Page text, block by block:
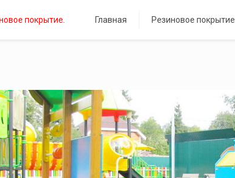
Главная Резиновое покрытие